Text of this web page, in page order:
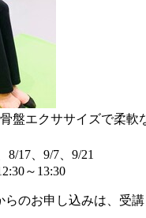
盤エクササイズで柔軟
8/17、9/7、9/21
～13:30
らのお申し込みは、受